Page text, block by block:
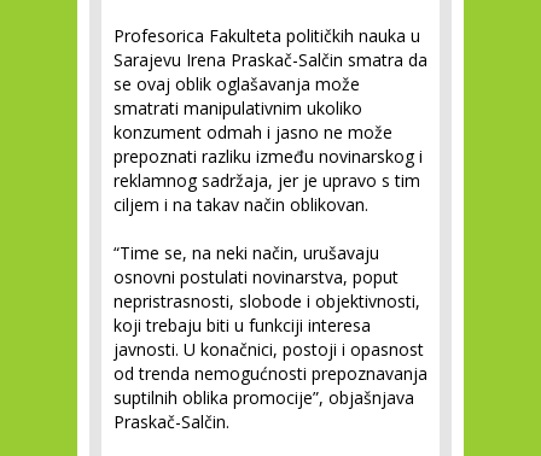
Profesorica Fakulteta političkih nauka u
Sarajevu Irena Praskač-Salčin smatra da
se ovaj oblik oglašavanja može
smatrati manipulativnim ukoliko
konzument odmah i jasno ne može
prepoznati razliku između novinarskog i
reklamnog sadržaja, jer je upravo s tim
ciljem i na takav način oblikovan.
“Time se, na neki način, urušavaju
osnovni postulati novinarstva, poput
nepristrasnosti, slobode i objektivnosti,
koji trebaju biti u funkciji interesa
javnosti. U konačnici, postoji i opasnost
od trenda nemogućnosti prepoznavanja
suptilnih oblika promocije”, objašnjava
Praskač-Salčin.